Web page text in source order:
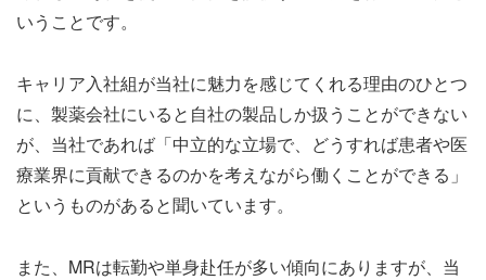
いうことです。
キャリア入社組が当社に魅力を感じてくれる理由のひとつ
に、製薬会社にいると自社の製品しか扱うことができない
が、当社であれば「中立的な立場で、どうすれば患者や医
療業界に貢献できるのかを考えながら働くことができる」
というものがあると聞いています。
また、MRは転勤や単身赴任が多い傾向にありますが、当